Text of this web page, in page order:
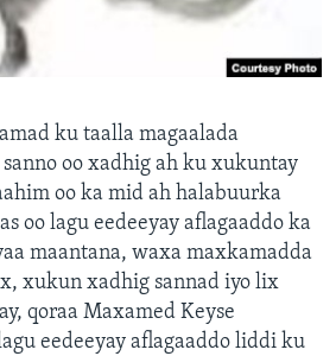
ku taalla magaalada
sanno oo xadhig ah ku xukuntay
oo ka mid ah halabuurka
oo lagu eedeeyay aflagaaddo ka
maantana, waxa maxkamadda
xukun xadhig sannad iyo lix
qoraa Maxamed Keyse
eedeeyay aflagaaddo liddi ku